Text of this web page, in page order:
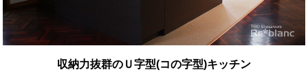
収納力抜群のＵ字型(コの字型)キッチン